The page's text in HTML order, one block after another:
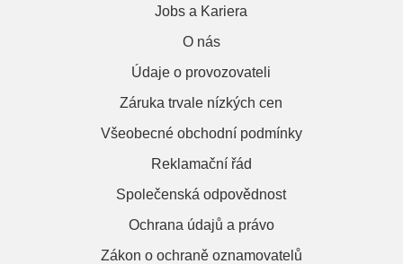
Jobs a Kariera
O nás
Údaje o provozovateli
Záruka trvale nízkých cen
Všeobecné obchodní podmínky
Reklamační řád
Společenská odpovědnost
Ochrana údajů a právo
Zákon o ochraně oznamovatelů